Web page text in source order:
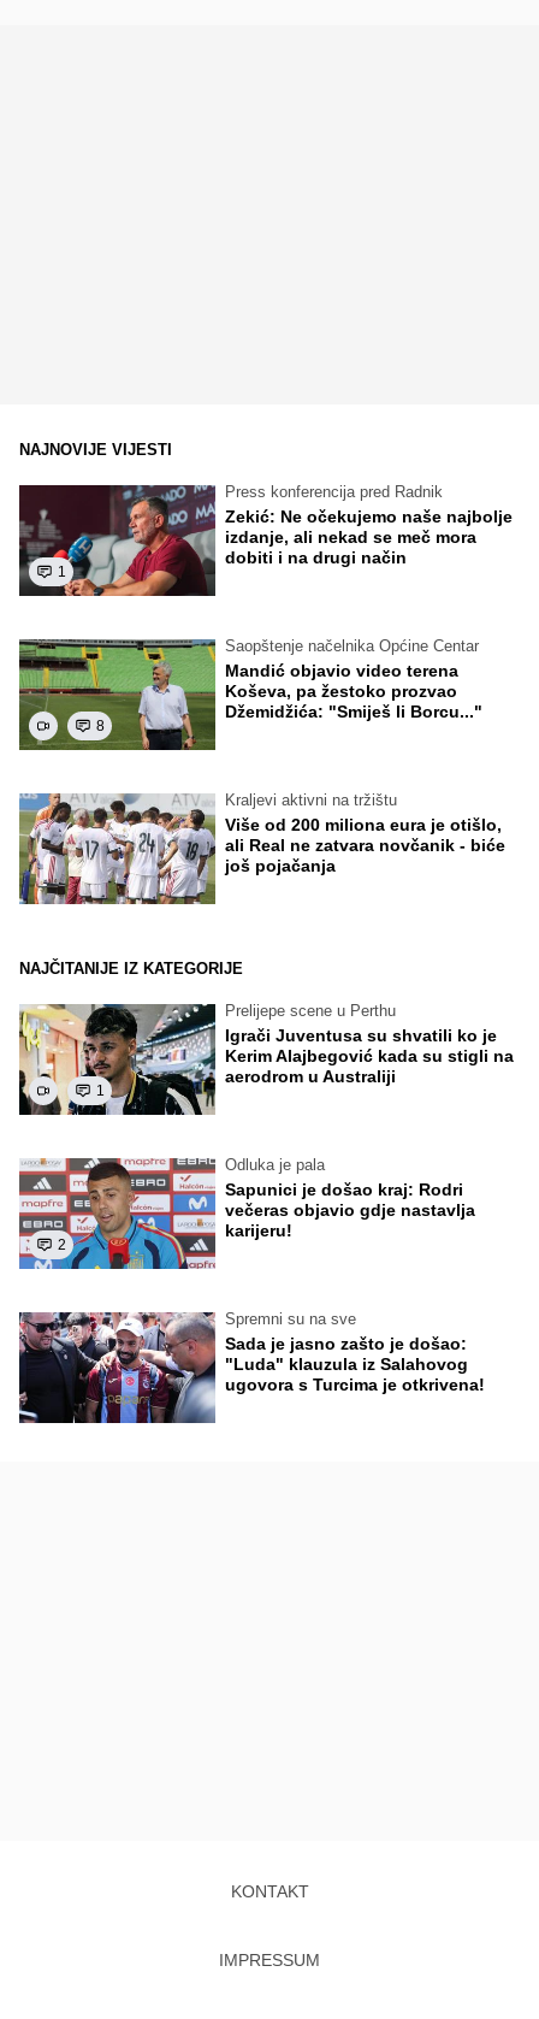
NAJNOVIJE VIJESTI
1
Press konferencija pred Radnik
Zekić: Ne očekujemo naše najbolje
izdanje, ali nekad se meč mora
dobiti i na drugi način
8
Saopštenje načelnika Općine Centar
Mandić objavio video terena
Koševa, pa žestoko prozvao
Džemidžića: "Smiješ li Borcu..."
Kraljevi aktivni na tržištu
Više od 200 miliona eura je otišlo,
ali Real ne zatvara novčanik - biće
još pojačanja
NAJČITANIJE IZ KATEGORIJE
1
Prelijepe scene u Perthu
Igrači Juventusa su shvatili ko je
Kerim Alajbegović kada su stigli na
aerodrom u Australiji
2
Odluka je pala
Sapunici je došao kraj: Rodri
večeras objavio gdje nastavlja
karijeru!
Spremni su na sve
Sada je jasno zašto je došao:
"Luda" klauzula iz Salahovog
ugovora s Turcima je otkrivena!
KONTAKT
IMPRESSUM